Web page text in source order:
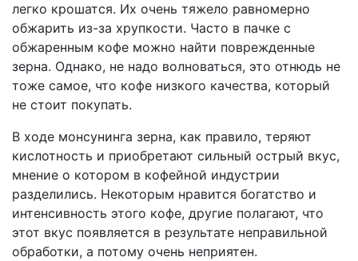
легко крошатся. Их очень тяжело равномерно
обжарить из-за хрупкости. Часто в пачке с
обжаренным кофе можно найти поврежденные
зерна. Однако, не надо волноваться, это отнюдь не
тоже самое, что кофе низкого качества, который
не стоит покупать.
В ходе монсунинга зерна, как правило, теряют
кислотность и приобретают сильный острый вкус,
мнение о котором в кофейной индустрии
разделились. Некоторым нравится богатство и
интенсивность этого кофе, другие полагают, что
этот вкус появляется в результате неправильной
обработки, а потому очень неприятен.